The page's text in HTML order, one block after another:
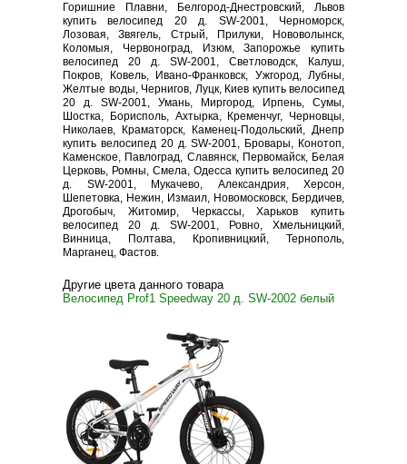
Горишние Плавни, Белгород-Днестровский, Львов
купить велосипед 20 д. SW-2001, Черноморск,
Лозовая, Звягель, Стрый, Прилуки, Нововолынск,
Коломыя, Червоноград, Изюм, Запорожье купить
велосипед 20 д. SW-2001, Светловодск, Калуш,
Покров, Ковель, Ивано-Франковск, Ужгород, Лубны,
Желтые воды, Чернигов, Луцк, Киев купить велосипед
20 д. SW-2001, Умань, Миргород, Ирпень, Сумы,
Шостка, Борисполь, Ахтырка, Кременчуг, Черновцы,
Николаев, Краматорск, Каменец-Подольский, Днепр
купить велосипед 20 д. SW-2001, Бровары, Конотоп,
Каменское, Павлоград, Славянск, Первомайск, Белая
Церковь, Ромны, Смела, Одесса купить велосипед 20
д. SW-2001, Мукачево, Александрия, Херсон,
Шепетовка, Нежин, Измаил, Новомосковск, Бердичев,
Дрогобыч, Житомир, Черкассы, Харьков купить
велосипед 20 д. SW-2001, Ровно, Хмельницкий,
Винница, Полтава, Кропивницкий, Тернополь,
Марганец, Фастов.
Другие цвета данного товара
Велосипед Prof1 Speedway 20 д. SW-2002 белый